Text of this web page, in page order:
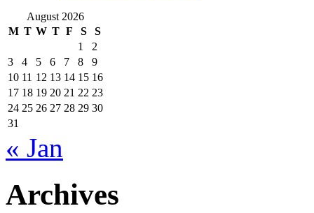
August 2026
M T W T F S
S
1
2
3
4 5 6 7 8
9
10 11 12 13 14 15 16
17 18 19 20 21 22 23
24 25 26 27 28 29 30
31
« Jan
Archives